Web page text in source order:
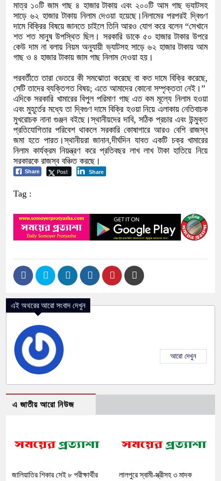
মাত্র ১০টি জাম গাছ ৪ হাজার টাকায় এবং ২০০টি আম গাছ ভ্যাটসহ
সাড়ে ৬২ হাজার টাকায় নিলাম দেওয়া হয়েছে।নিলামের পরপরই দ্বিগুণ
দামে বিক্রির বিষয়ে জানতে চাইলে তিনি আরও যোগ করে বলেন “সেখানে
শত শত মানুষ উপস্থিত ছিল। সরকারি ডাকে ৫০ হাজার টাকার উপরে
কেউ দাম না বলায় নিয়ম অনুযায়ী ভ্যাটসহ সাড়ে ৬২ হাজার টাকায় আম
গাছ ও ৪ হাজার টাকায় জাম গাছ নিলাম দেওয়া হয়।
পরবর্তীতে তারা ভেতরে কী সমঝোতা করেছে বা কত দামে বিক্রি করেছে,
সেটি তাদের ব্যক্তিগত বিষয়; এতে আমাদের কোনো সম্পৃক্ততা নেই।”
এদিকে সরকারি খামারের বিপুল পরিমাণ গাছ এত কম মূল্যে নিলাম হওয়া
এবং মুহূর্তের মধ্যে তা দ্বিগুণ দামে বিক্রি হওয়া নিয়ে এলাকায় নেতিবাচক
মুখরোচক নানা গুঞ্জন বইছে।স্থানীয়দের দাবি, সঠিক প্রচার এবং উন্মুক্ত
প্রতিযোগিতার পরিবেশ থাকলে সরকারি কোষাগারে আরও বেশি রাজস্ব
জমা হতে পারত।স্থানীয়রা জানান,দীর্ঘদিন যাবত একটি চক্র খামারের
নিলাম কার্যক্রম নিয়ন্ত্রণ করে প্রতিবছর লাখ লাখ টাকা হাতিয়ে নিয়ে
সরকারকে রাজস্ব বঞ্চিত করছে।
Share Post Share
Tag :
এই অথরের আরো সংবাদ দেখুন
আরো দেখুন
এ জাতীয় আরো নিউজ
জালিয়াতির শিকার সেই ৮ পরীক্ষার্থীর
লালপুরে স্বামী-স্ত্রীসহ ৩ মাদক